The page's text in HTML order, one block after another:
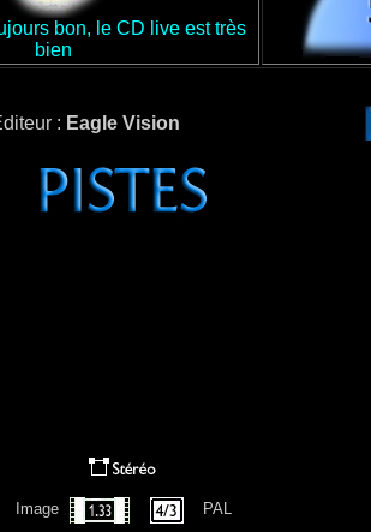
bon, le CD live est très
bien
: Eagle Vision
Image PAL